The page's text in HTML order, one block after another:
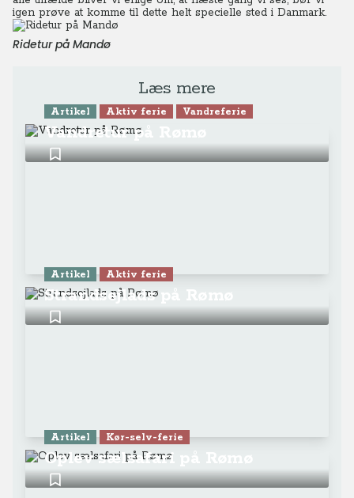
igen prøve at komme til dette helt specielle sted i Danmark.
Ridetur på Mandø
Læs mere
Artikel Aktiv ferie Vandreferie
Vandretur på Rømø
Artikel Aktiv ferie
Strandsejlads på Rømø
Artikel Kør-selv-ferie
Oplev sælsafari på Rømø